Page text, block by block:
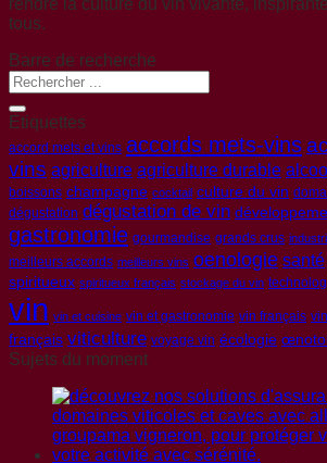
tous.
Barre de recherche
Etiquettes
accord mets et vins accords mets-vins
vins agriculture agriculture durable
boissons champagne cocktail culture du vin
dégustation dégustation de vin
gastronomie gourmandise grands crus
meilleurs accords meilleurs vins oenologie santé
spiritueux spiritueux français stockage du vin
vin vin et cuisine vin et gastronomie vin français
français viticulture voyage vin écologie
Sujets du moment